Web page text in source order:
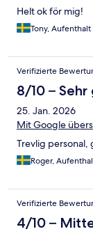
Helt ok för mig!
Tony,
Verifizierte
8/10 – Sehr
25. Jan. 2026
Mit Google
Trevlig personal,
Roger,
Verifizierte
4/10 –